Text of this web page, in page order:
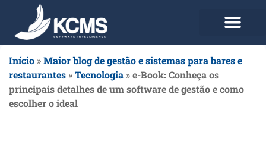
Início »Maior blog de gestão e sistemas para bares e
restaurantes »Tecnologia »e-Book: Conheça os
principais detalhes de um software de gestão e como
escolher o ideal